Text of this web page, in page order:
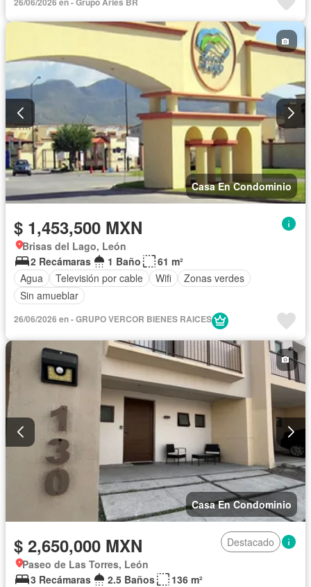
Vista panorámica Wifi
Casa En Condominio
$ 1,453,500 MXN
Brisas del Lago, León
2 Recámaras
1 Baño
61 m²
Agua
Televisión por cable Wifi
Zonas verdes
Sin amueblar
26/06/2026 en - GRUPO VERCOR BIENES RAICES
Casa En Condominio
$ 2,650,000 MXN
Destacado
Paseo de Las Torres, León
3 Recámaras
2.5 Baños
136 m²